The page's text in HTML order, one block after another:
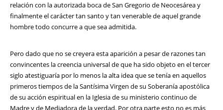
relación con la autorizada boca de San Gregorio de Neocesárea y
finalmente el carácter tan santo y tan venerable de aquel grande
hombre todo concurre a que sea admitida.
Pero dado que no se creyera esta aparición a pesar de razones tan
convincentes la creencia universal de que ha sido objeto en el tercer
siglo atestiguaría por lo menos la alta idea que se tenía en aquellos
primeros tiempos de la Santísima Virgen de su Soberanía apostólica
de su acción espiritual en la Iglesia de su ministerio continuo de
Madre y de Mediadora de la verdad. Por otra parte esto no es más